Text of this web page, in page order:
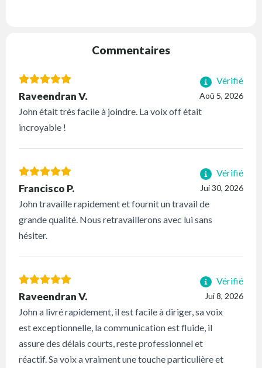
Commentaires
Vérifié
Aoû 5, 2026
Raveendran V.
John était très facile à joindre. La voix off était
incroyable !
Vérifié
Jui 30, 2026
Francisco P.
John travaille rapidement et fournit un travail de
grande qualité. Nous retravaillerons avec lui sans
hésiter.
Vérifié
Jui 8, 2026
Raveendran V.
John a livré rapidement, il est facile à diriger, sa voix
est exceptionnelle, la communication est fluide, il
assure des délais courts, reste professionnel et
réactif. Sa voix a vraiment une touche particulière et